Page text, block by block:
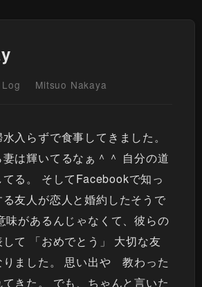
Log Mitsuo Nakaya
入らずで食事してきました。
は輝いてるなぁ＾＾ 自分の道
る。 そしてFacebookで知っ
友人が恋人と婚約したそうで
味があるんじゃなくて、彼らの
て 「おめでとう」 大切な友
りました。 思い出や 教わった
きた。 でも、ちゃんと言いた